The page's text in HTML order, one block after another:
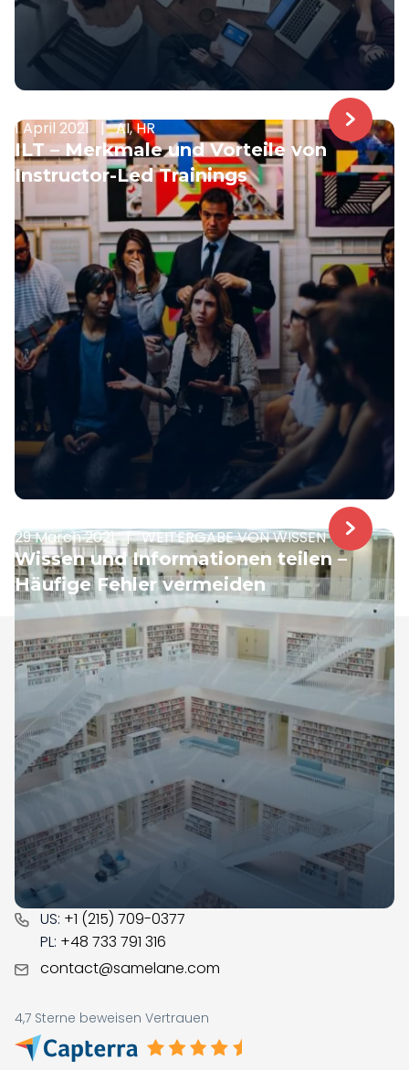
1 April 2021 | AI, HR
ILT – Merkmale und Vorteile von
Instructor-Led Trainings
29 March 2021 | WEITERGABE VON WISSEN
Wissen und Informationen teilen –
Häufige Fehler vermeiden
Samelane ist ein in der EU ansässiges Unternehmen
mit Niederlassungen in Großbritannien, Polen und
Norwegen, das seit 2017 auf dem LMS-Markt tätig ist.
Unser Team, das seitdem viel Erfahrung und
Geschäftssinn gesammelt hat, unterstützt Sie gerne
bei der digitalen Transformation Ihres Unternehmens.
CONTACT
US: +1 (215) 709-0377
PL: +48 733 791 316
contact@samelane.com
4,7 Sterne beweisen Vertrauen